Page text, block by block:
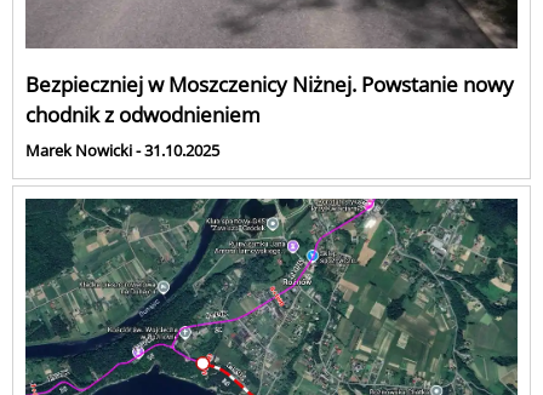
Bezpieczniej w Moszczenicy Niżnej. Powstanie nowy
chodnik z odwodnieniem
Marek Nowicki - 31.10.2025